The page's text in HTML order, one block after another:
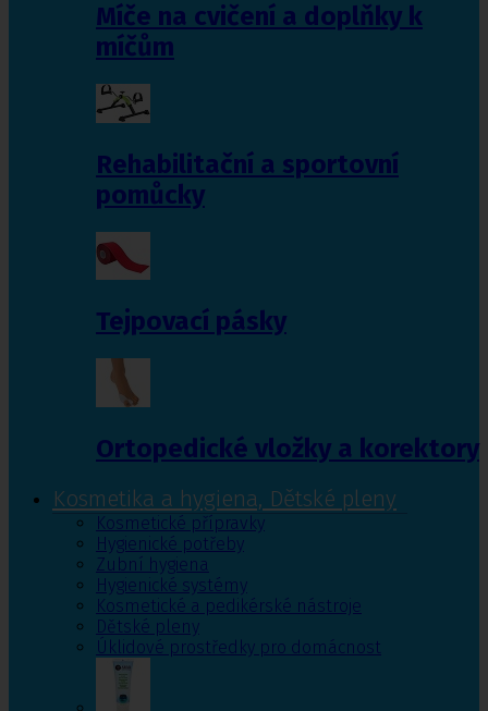
Míče na cvičení a doplňky k
míčům
Rehabilitační a sportovní
pomůcky
Tejpovací pásky
Ortopedické vložky a korektory
Kosmetika a hygiena, Dětské pleny
Kosmetické přípravky
Hygienické potřeby
Zubní hygiena
Hygienické systémy
Kosmetické a pedikérské nástroje
Dětské pleny
Úklidové prostředky pro domácnost